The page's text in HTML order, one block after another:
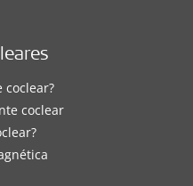
coclear?
coclear